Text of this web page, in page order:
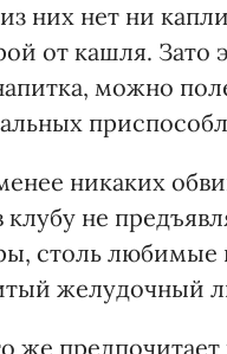
них нет ни
от кашля.
можно
никаких
клубу не
столь любимые
желудочный
же